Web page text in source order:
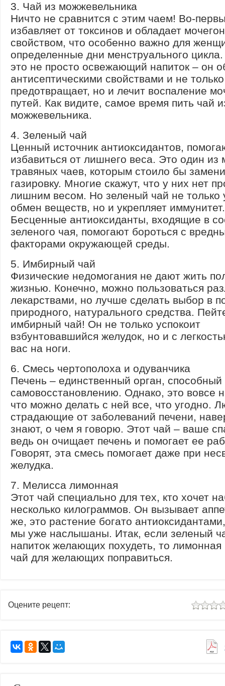
3. Чай из можжевельника
Ничто не сравнится с этим чаем! Во-
избавляет от токсинов и обладает
свойством, что особенно важно для
определенные дни менструального
это не просто освежающий напиток – он
антисептическими свойствами и не только
предотвращает, но и лечит воспаление
путей. Как видите, самое время пить чай
можжевельника.
4. Зеленый чай
Ценный источник антиоксидантов,
избавиться от лишнего веса. Это один из
травяных чаев, которым стоило бы
газировку. Многие скажут, что у них нет
лишним весом. Но зеленый чай не только
обмен веществ, но и укрепляет иммунитет.
Бесценные антиоксиданты, входящие в
зеленого чая, помогают бороться с
факторами окружающей среды.
5. Имбирный чай
Физические недомогания не дают жить
жизнью. Конечно, можно пользоваться
лекарствами, но лучше сделать выбор в
природного, натурального средства.
имбирный чай! Он не только успокоит
взбунтовавшийся желудок, но и с
вас на ноги.
6. Смесь чертополоха и одуванчика
Печень – единственный орган, способный
самовосстановлению. Однако, это вовсе
что можно делать с ней все, что угодно.
страдающие от заболеваний печени,
знают, о чем я говорю. Этот чай – ваше
ведь он очищает печень и помогает ее
Говорят, эта смесь помогает даже при
желудка.
7. Мелисса лимонная
Этот чай специально для тех, кто хочет
несколько килограммов. Он вызывает
же, это растение богато
мы уже наслышаны. Итак, если зеленый
напиток желающих похудеть, то лимонная
чай для желающих поправиться.
Оцените рецепт: